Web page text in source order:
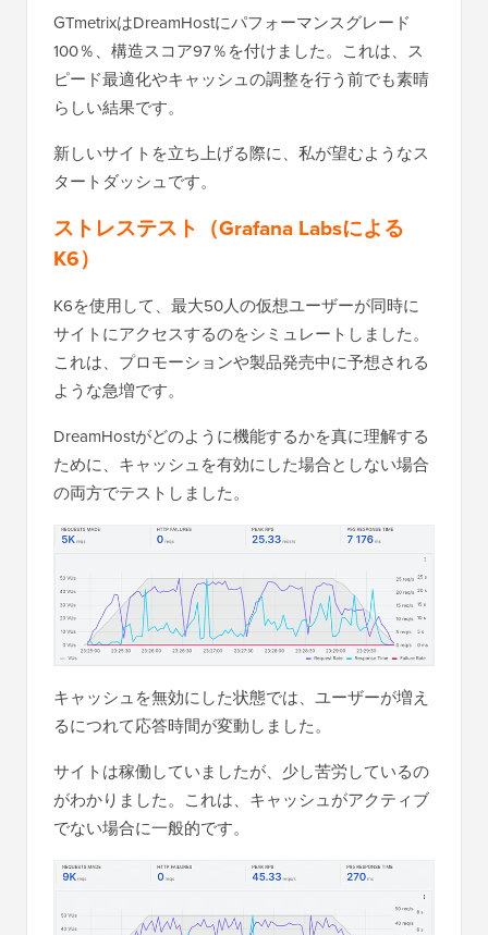
GTmetrixはDreamHostにパフォーマンスグレード
100％、構造スコア97％を付けました。これは、ス
ピード最適化やキャッシュの調整を行う前でも素晴
らしい結果です。
新しいサイトを立ち上げる際に、私が望むようなス
タートダッシュです。
ストレステスト（Grafana Labsによる
K6）
K6を使用して、最大50人の仮想ユーザーが同時に
サイトにアクセスするのをシミュレートしました。
これは、プロモーションや製品発売中に予想される
ような急増です。
DreamHostがどのように機能するかを真に理解する
ために、キャッシュを有効にした場合としない場合
の両方でテストしました。
キャッシュを無効にした状態では、ユーザーが増え
るにつれて応答時間が変動しました。
サイトは稼働していましたが、少し苦労しているの
がわかりました。これは、キャッシュがアクティブ
でない場合に一般的です。